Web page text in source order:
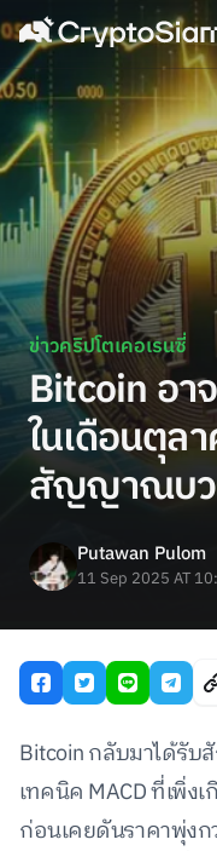
ข่าวคริปโตเคอเรนซี่
Bitcoin อา
ในเดือนตุล
สัญญาณบว
Putawan Pulom
11 Sep 2025 AT
Bitcoin กลับมาได้รั
เทคนิค MACD ที่เพิ่ง
ก่อนเคยดันราคาพุ่งก